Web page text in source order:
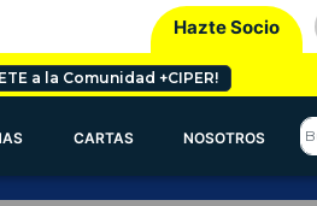
Hazte Socio
a la Comunidad +CIPER!
CARTAS NOSOTROS